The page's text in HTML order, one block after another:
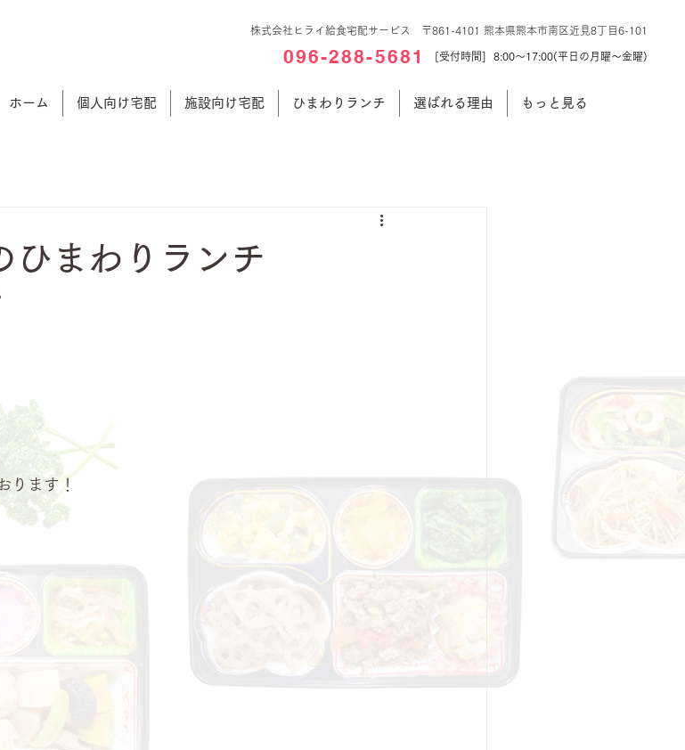
株式会社ヒライ給食宅配サービス 〒861-4101 熊本県熊本市南区近見8丁目6-101
096-288-5681 [受付時間] 8:00～17:00(平日の月曜～金曜)
ホーム 個人向け宅配 施設向け宅配 ひまわりランチ 選ばれる理由 もっと見る
まわりランチ
ります！